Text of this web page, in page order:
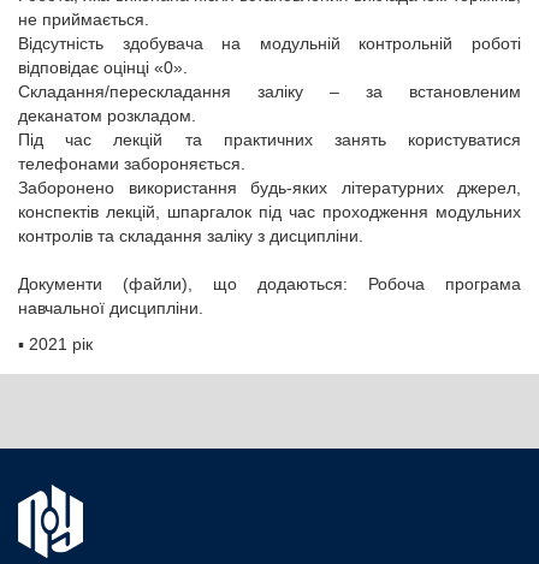
не приймається.
Відсутність здобувача на модульній контрольній роботі
відповідає оцінці «0».
Складання/перескладання заліку – за встановленим
деканатом розкладом.
Під час лекцій та практичних занять користуватися
телефонами забороняється.
Заборонено використання будь-яких літературних джерел,
конспектів лекцій, шпаргалок під час проходження модульних
контролів та складання заліку з дисципліни.
Документи (файли), що додаються: Робоча програма
навчальної дисципліни.
▪ 2021 рік